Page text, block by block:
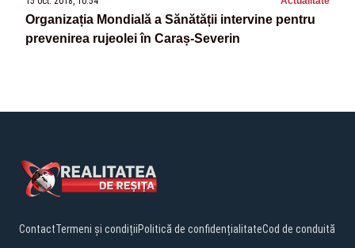
Organizația Mondială a Sănătății intervine pentru
prevenirea rujeolei în Caraș-Severin
ContactTermeni și condițiiPolitică de confidențialitateCod de conduită